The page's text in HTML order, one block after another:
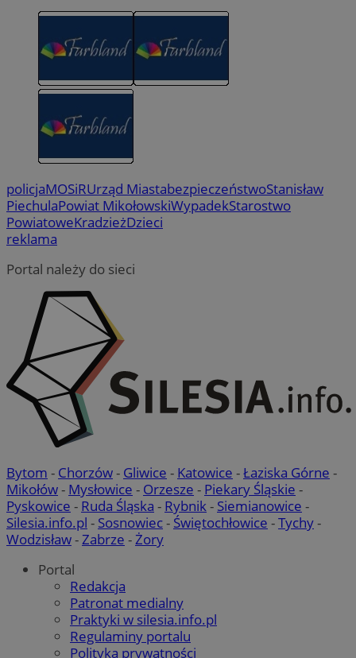
policjaMOSiRUrząd MiastabezpieczeństwoStanisław
PiechulaPowiat MikołowskiWypadekStarostwo
PowiatoweKradzieżDzieci
reklama
Portal należy do sieci
Bytom - Chorzów- Gliwice - Katowice -Łaziska Górne -
Mikołów- Mysłowice - Orzesze - Piekary Śląskie -
Pyskowice - Ruda Śląska - Rybnik- Siemianowice -
Silesia.info.pl - Sosnowiec- Świętochłowice -Tychy-
Wodzisław-Zabrze -Żory
Portal
Redakcja
Patronat medialny
Praktyki w silesia.info.pl
Regulaminy portalu
Polityka prywatności